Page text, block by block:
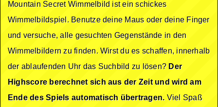
Mountain Secret Wimmelbild ist ein schickes
Wimmelbildspiel. Benutze deine Maus oder deine Finger
und versuche, alle gesuchten Gegenstände in den
Wimmelbildern zu finden. Wirst du es schaffen, innerhalb
der ablaufenden Uhr das Suchbild zu lösen? Der
Highscore berechnet sich aus der Zeit und wird am
Ende des Spiels automatisch übertragen. Viel Spaß